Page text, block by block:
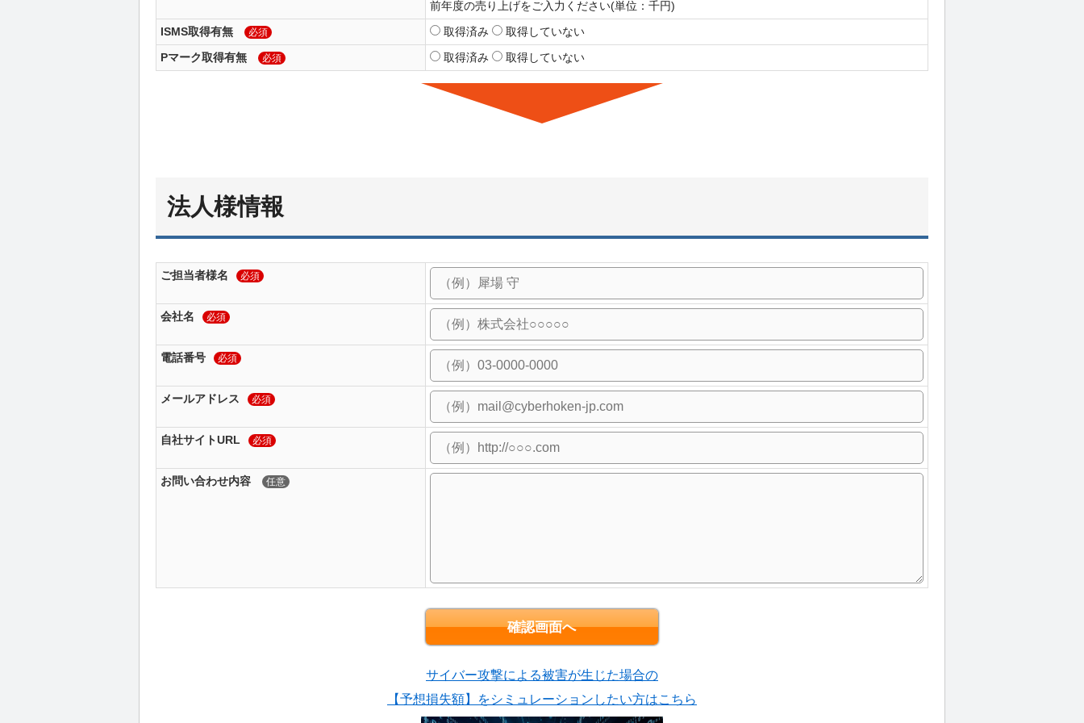
前年度の売り上げをご入力ください(単位：千円)
ISMS取得有無
必須 取得済み
取得していない
Pマーク取得有無
必須 取得済み 取得していない
法人様情報
ご担当者様名 必須
会社名 必須
電話番号 必須
メールアドレス 必須
自社サイトURL 必須
お問い合わせ内容 任意
サイバー攻撃による被害が生じた場合の
【予想損失額】をシミュレーションしたい方はこちら